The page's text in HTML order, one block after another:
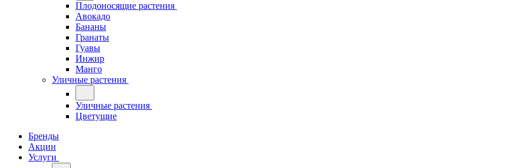
Плодоносящие растения
Авокадо
Бананы
Гранаты
Гуавы
Инжир
Манго
Уличные растения
Уличные растения
Цветущие
Бренды
Акции
Услуги